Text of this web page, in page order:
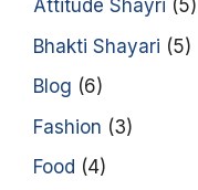
Attitude Shayri (5)
Bhakti Shayari (5)
Blog (6)
Fashion (3)
Food (4)